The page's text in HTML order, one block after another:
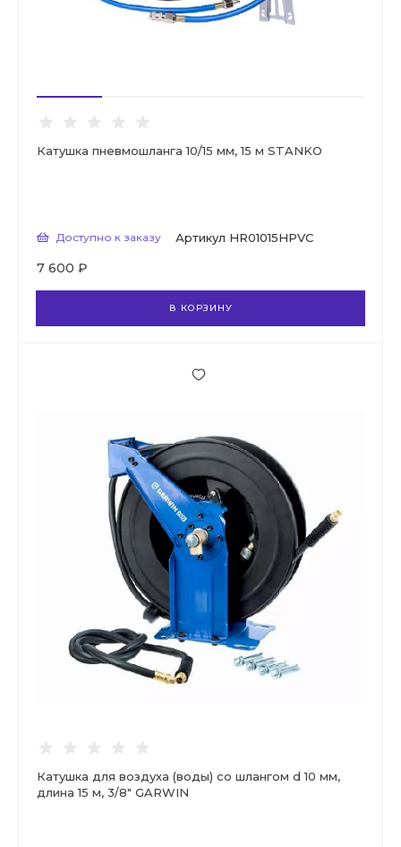
Катушка пневмошланга 10/15 мм, 15 м STANKO
Доступно к заказу Артикул HR01015HPVC
7 600 ₽
В КОРЗИНУ
Катушка для воздуха (воды) со шлангом d 10 мм,
длина 15 м, 3/8" GARWIN